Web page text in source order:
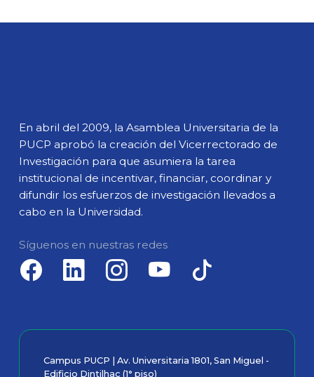
En abril del 2009, la Asamblea Universitaria de la
PUCP aprobó la creación del Vicerrectorado de
Investigación para que asumiera la tarea
institucional de incentivar, financiar, coordinar y
difundir los esfuerzos de investigación llevados a
cabo en la Universidad.
Síguenos en nuestras redes
Campus PUCP | Av. Universitaria 1801, San Miguel -
Edificio Dintilhac (1° piso)